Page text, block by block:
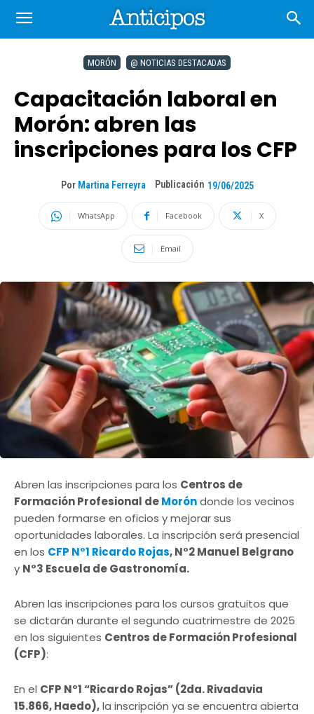
MORÓN @ NOTICIAS DESTACADAS
Capacitación laboral en
Morón: abren las
inscripciones para los CFP
Por Martina Ferreyra Publicación 19/06/2025
WhatsApp Facebook X
Email
Abren las inscripciones para los Centros de
Formación Profesional deMoróndonde los vecinos
pueden formarse en oficios y mejorar sus
oportunidades laborales. La inscripción será presencial
en los CFP N°1 Ricardo Rojas, N°2 Manuel Belgrano
y N°3 Escuela de Gastronomía.
Abren las inscripciones para los cursos gratuitos que
se dictarán durante el segundo cuatrimestre de 2025
en los siguientes Centros de Formación Profesional
(CFP):
En el CFP N°1 “Ricardo Rojas” (2da. Rivadavia
15.866, Haedo),la inscripción ya se encuentra abierta